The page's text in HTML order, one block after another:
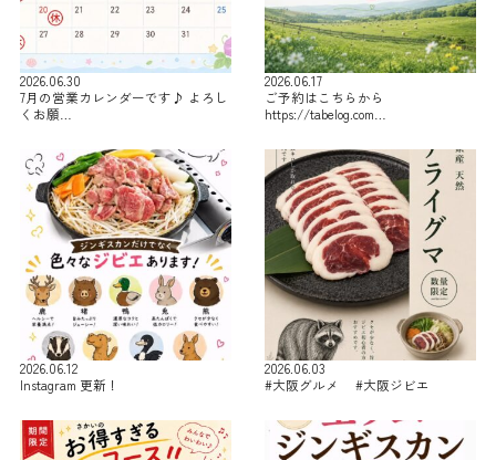
2026.06.30
7月の営業カレンダーです♪ よろし
くお願…
2026.06.17
ご予約はこちらから
https://tabelog.com…
2026.06.12
Instagram 更新！
2026.06.03
#大阪グルメ #大阪ジビエ